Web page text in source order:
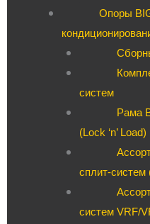
Опоры
систем
Рама
(Lock ‘n’ Load)
сплит-систем
систем VRF/